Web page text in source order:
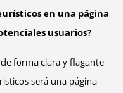
en una página
usuarios?
forma clara y flagante
será una página